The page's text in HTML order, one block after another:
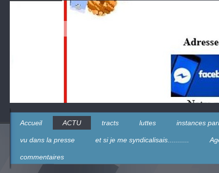
Accueil ACTU tracts luttes instances
vu dans la presse et si je me syndicalisais...........
commentaires